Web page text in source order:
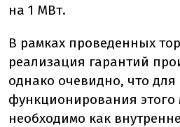
на 1 МВт.
В рамках проведенных
реализация гарантий
однако очевидно, что
функционирования этого
необходимо как